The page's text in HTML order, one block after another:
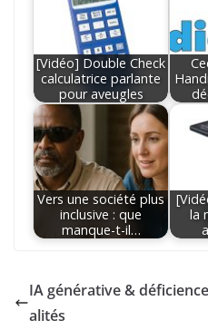
[Vidéo] Double Check
calculatrice parlante
pour aveugles
Vers une société plus
inclusive : que
manque-t-il…
la
IA générative &
alités